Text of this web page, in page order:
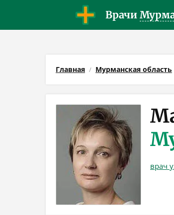
Врачи
Главная Мурманская область
врач